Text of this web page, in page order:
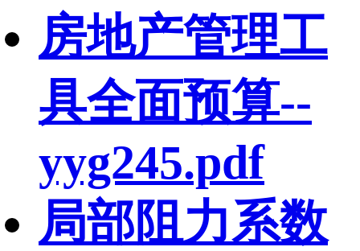
房地产管理工
具全面预算--
yyg245.pdf
局部阻力系数